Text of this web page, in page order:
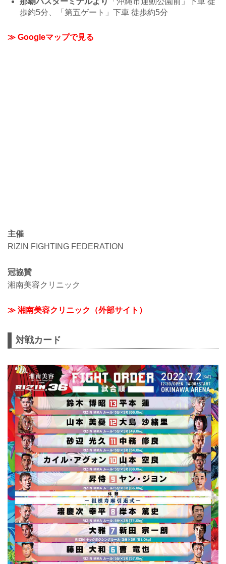
歩約5分、「第五ゲート」下車 徒歩約5分
≫ Googleマップで見る
主催
RIZIN FIGHTING FEDERATION
冠協賛
湘南美容クリニック
≫ 湘南美容クリニック（外部サイト）
対戦カード